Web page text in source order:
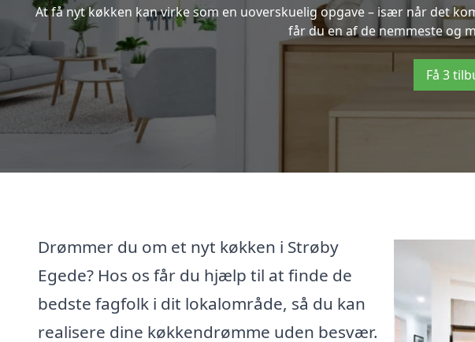
At få nyt køkken kan virke som en uoverskuelig opgave – især når det
får du en af de nemmeste og
Få 3
Drømmer du om et nyt køkken i Strøby
Egede? Hos os får du hjælp til at finde de
bedste fagfolk i dit lokalområde, så du kan
realisere dine køkkendrømme uden besvær.